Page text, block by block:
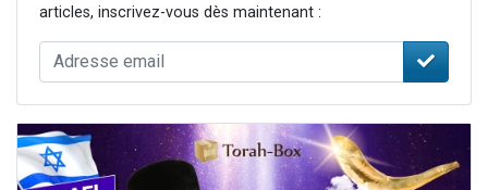
articles, inscrivez-vous dès maintenant :